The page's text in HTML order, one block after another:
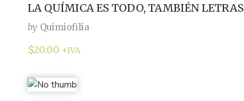
LA QUÍMICA ES TODO, TAMBIÉN LETRAS
by Quimiofilia
$20.00 +IVA